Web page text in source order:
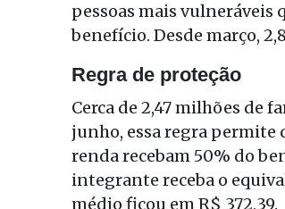
pessoas mais vulneráveis
benefício. Desde março,
Regra de proteção
Cerca de 2,47 milhões de
junho, essa regra permite
renda recebam 50% do
integrante receba o
médio ficou em R$ 372,39.